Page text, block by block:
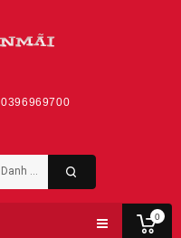
0
0396969700